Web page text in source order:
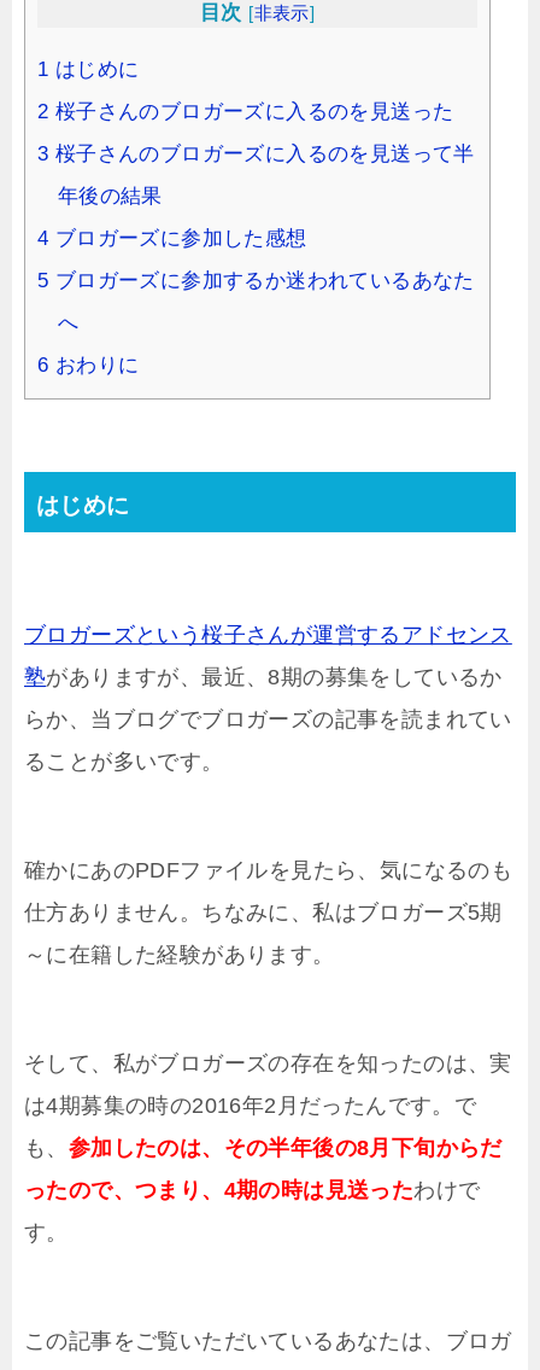
目次 [非表示]
1 はじめに
2 桜子さんのブロガーズに入るのを見送った
3 桜子さんのブロガーズに入るのを見送って半
年後の結果
4 ブロガーズに参加した感想
5 ブロガーズに参加するか迷われているあなた
へ
6 おわりに
はじめに
ブロガーズという桜子さんが運営するアドセンス
塾がありますが、最近、8期の募集をしているか
らか、当ブログでブロガーズの記事を読まれてい
ることが多いです。
確かにあのPDFファイルを見たら、気になるのも
仕方ありません。ちなみに、私はブロガーズ5期
～に在籍した経験があります。
そして、私がブロガーズの存在を知ったのは、実
は4期募集の時の2016年2月だったんです。で
も、 参加したのは、その半年後の8月下旬からだ
ったので、つまり、4期の時は見送ったわけで
す。
この記事をご覧いただいているあなたは、ブロガ